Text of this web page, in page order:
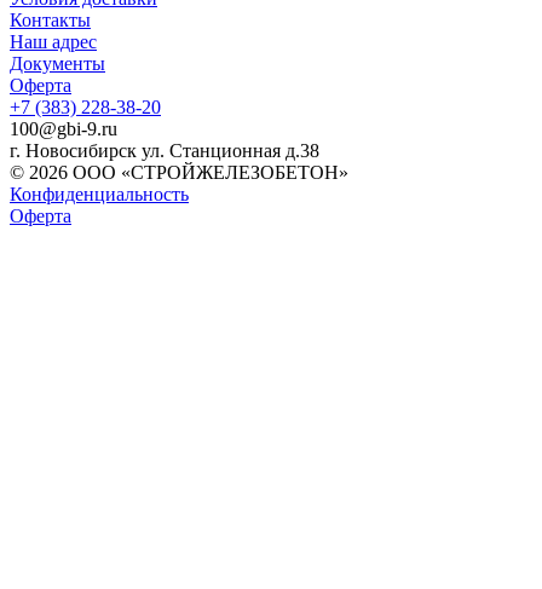
Контакты
Наш адрес
Документы
Оферта
+7 (383) 228-38-20
100@gbi-9.ru
г. Новосибирск ул. Станционная д.38
© 2026 ООО «СТРОЙЖЕЛЕЗОБЕТОН»
Конфиденциальность
Оферта